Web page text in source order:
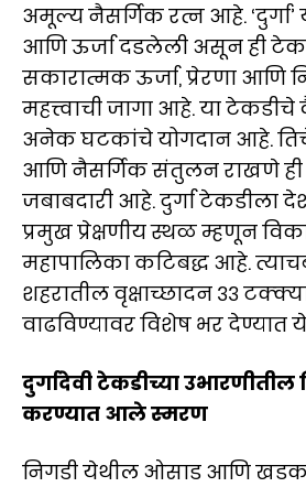
अमूल्य नैसर्गिक रत्न आहे. ‘दुर्गा’
आणि ऊर्जा दडलेली असून ही
सकारात्मक ऊर्जा, प्रेरणा आणि
महत्त्वाची जागा आहे. या
अनेक घटकांचे योगदान आहे. तिचे
आणि नैसर्गिक संतुलन राखणे
जबाबदारी आहे. दुर्गा टेकडीला
प्रमुख प्रेक्षणीय स्थळ म्हणून
महापालिका कटिबद्ध आहे.
शहरातील वृक्षाच्छादन ३३
वाढविण्यावर विशेष भर देण्यात
दुर्गादेवी टेकडीच्या उभारणीतील
करण्यात आले स्मरण
निगडी येथील ओसाड आणि